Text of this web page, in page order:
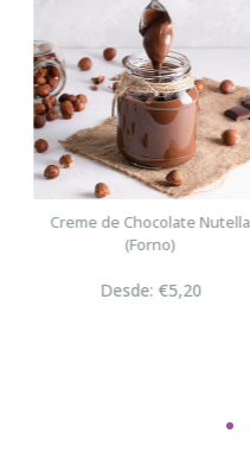
Creme de Chocolate Nutella
(Forno)
Desde: €5,20